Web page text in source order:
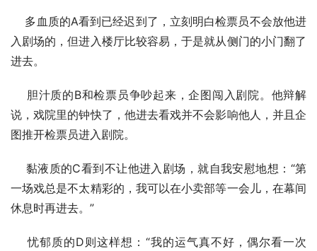
多血质的A看到已经迟到了，立刻明白检票员不会放他进
入剧场的，但进入楼厅比较容易，于是就从侧门的小门翻了
进去。
胆汁质的B和检票员争吵起来，企图闯入剧院。他辩解
说，戏院里的钟快了，他进去看戏并不会影响他人，并且企
图推开检票员进入剧院。
黏液质的C看到不让他进入剧场，就自我安慰地想：“第
一场戏总是不太精彩的，我可以在小卖部等一会儿，在幕间
休息时再进去。”
忧郁质的D则这样想：“我的运气真不好，偶尔看一次